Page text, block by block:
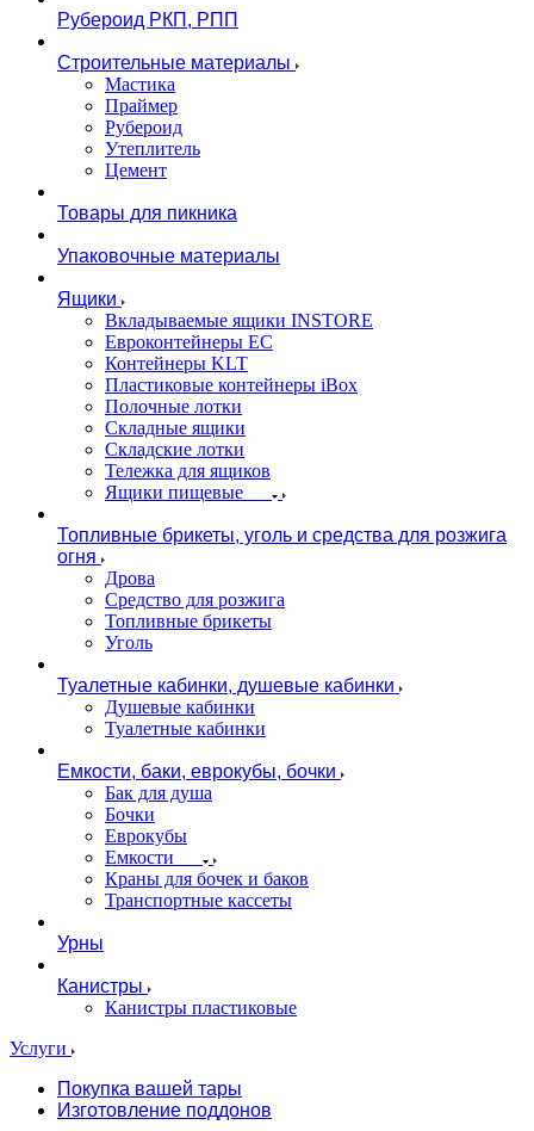
Рубероид РКП, РПП
Строительные материалы
Мастика
Праймер
Рубероид
Утеплитель
Цемент
Товары для пикника
Упаковочные материалы
Ящики
Вкладываемые ящики INSTORE
Евроконтейнеры ЕС
Контейнеры KLT
Пластиковые контейнеры iBox
Полочные лотки
Складные ящики
Складские лотки
Тележка для ящиков
Ящики пищевые
Топливные брикеты, уголь и средства для розжига
огня
Дрова
Средство для розжига
Топливные брикеты
Уголь
Туалетные кабинки, душевые кабинки
Душевые кабинки
Туалетные кабинки
Емкости, баки, еврокубы, бочки
Бак для душа
Бочки
Еврокубы
Емкости
Краны для бочек и баков
Транспортные кассеты
Урны
Канистры
Канистры пластиковые
Услуги
Покупка вашей тары
Изготовление поддонов